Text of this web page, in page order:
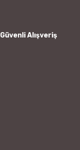
Güvenli Alışveriş